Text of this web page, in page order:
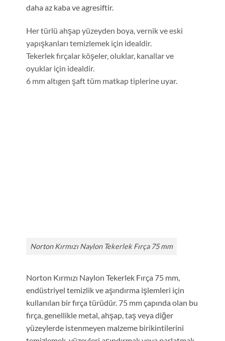
daha az kaba ve agresiftir.
Her türlü ahşap yüzeyden boya, vernik ve eski
yapışkanları temizlemek için idealdir.
Tekerlek fırçalar köşeler, oluklar, kanallar ve
oyuklar için idealdir.
6 mm altıgen şaft tüm matkap tiplerine uyar.
Norton Kırmızı Naylon Tekerlek Fırça 75 mm
Norton Kırmızı Naylon Tekerlek Fırça 75 mm,
endüstriyel temizlik ve aşındırma işlemleri için
kullanılan bir fırça türüdür. 75 mm çapında olan bu
fırça, genellikle metal, ahşap, taş veya diğer
yüzeylerde istenmeyen malzeme birikintilerini